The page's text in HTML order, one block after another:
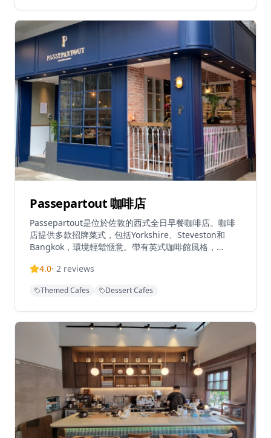
Passepartout 咖啡店
Passepartout是位於佐敦的西式全日早餐咖啡店。咖啡
店提供多款招牌菜式，包括Yorkshire、Steveston和
Bangkok，環境輕鬆愜意。帶有英式咖啡館風格，
地點。餐廳在Tripadvisor上獲得3.8/5的評分，以其平日
4.0· 2 reviews
Themed Cafes Dessert Cafes